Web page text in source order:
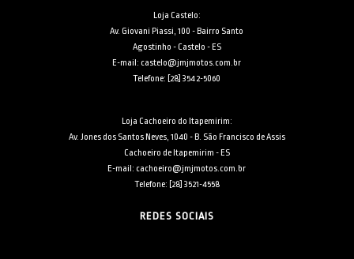
Loja Castelo:
Av. Giovani Piassi, 100 - Bairro Santo
Agostinho - Castelo - ES
E-mail: castelo@jmjmotos.com.br
Telefone: [28] 3542-5060
Loja Cachoeiro do Itapemirim:
Av. Jones dos Santos Neves, 1040 - B. São Francisco de Assis
Cachoeiro de Itapemirim - ES
E-mail: cachoeiro@jmjmotos.com.br
Telefone: [28] 3521-4558
REDES SOCIAIS